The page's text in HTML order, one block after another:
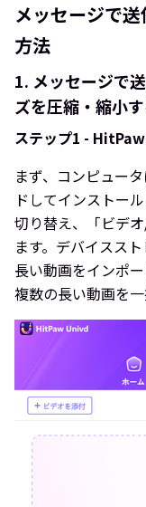
メッセージで
方法
1. メッセージで
ズを圧縮・縮小
ステップ1 -
まず、コンピュー
ドしてインストー
切り替え、「ビデ
ます。デバイスス
長い動画をインポ
複数の長い動画を